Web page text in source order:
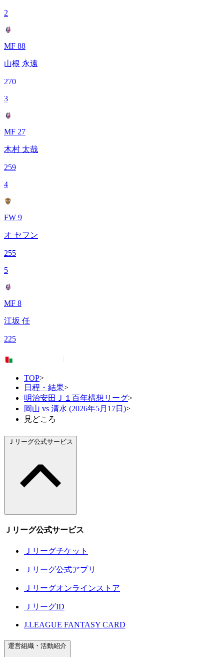
2
MF 88
山根 永遠
270
3
MF 27
木村 太哉
259
4
FW 9
オ セフン
255
5
MF 8
江坂 任
225
TOP>
日程・結果>
明治安田Ｊ１百年構想リーグ>
岡山 vs 清水 (2026年5月17日)>
見どころ
Ｊリーグ公式サービス
Ｊリーグ公式サービス
Ｊリーグチケット
Ｊリーグ公式アプリ
Ｊリーグオンラインストア
ＪリーグID
J.LEAGUE FANTASY CARD
運営組織・活動紹介